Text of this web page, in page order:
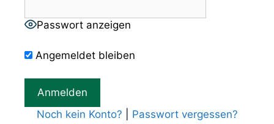
Passwort anzeigen
Angemeldet bleiben
Noch kein Konto? Passwort vergessen?